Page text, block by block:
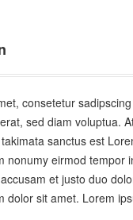
consetetur
sed diam voluptua.
sanctus est
nonumy eirmod
et justo duo
dolor sit amet. Lorem